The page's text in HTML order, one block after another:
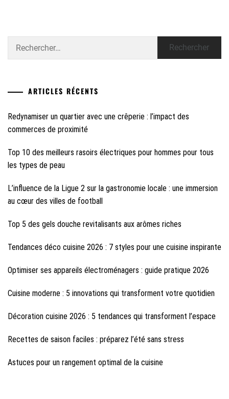
ARTICLES RÉCENTS
Redynamiser un quartier avec une crêperie : l’impact des
commerces de proximité
Top 10 des meilleurs rasoirs électriques pour hommes pour tous
les types de peau
L’influence de la Ligue 2 sur la gastronomie locale : une immersion
au cœur des villes de football
Top 5 des gels douche revitalisants aux arômes riches
Tendances déco cuisine 2026 : 7 styles pour une cuisine inspirante
Optimiser ses appareils électroménagers : guide pratique 2026
Cuisine moderne : 5 innovations qui transforment votre quotidien
Décoration cuisine 2026 : 5 tendances qui transforment l’espace
Recettes de saison faciles : préparez l’été sans stress
Astuces pour un rangement optimal de la cuisine